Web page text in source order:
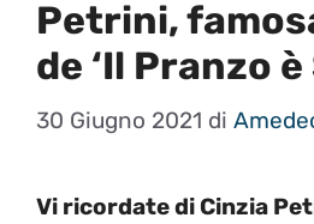
Petrini,
de ‘Il Pranzo
30 Giugno 2021 di
Vi ricordate di Cinzia